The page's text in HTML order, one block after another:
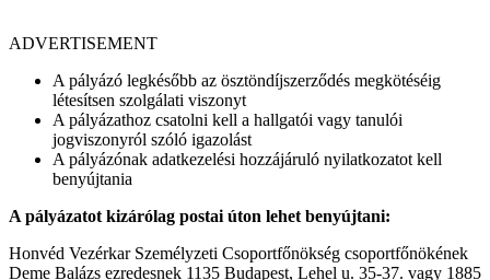
ADVERTISEMENT
A pályázó legkésőbb az ösztöndíjszerződés megkötéséig
létesítsen szolgálati viszonyt
A pályázathoz csatolni kell a hallgatói vagy tanulói
jogviszonyról szóló igazolást
A pályázónak adatkezelési hozzájáruló nyilatkozatot kell
benyújtania
A pályázatot kizárólag postai úton lehet benyújtani:
Honvéd Vezérkar Személyzeti Csoportfőnökség csoportfőnökének
Deme Balázs ezredesnek 1135 Budapest, Lehel u. 35-37. vagy 1885